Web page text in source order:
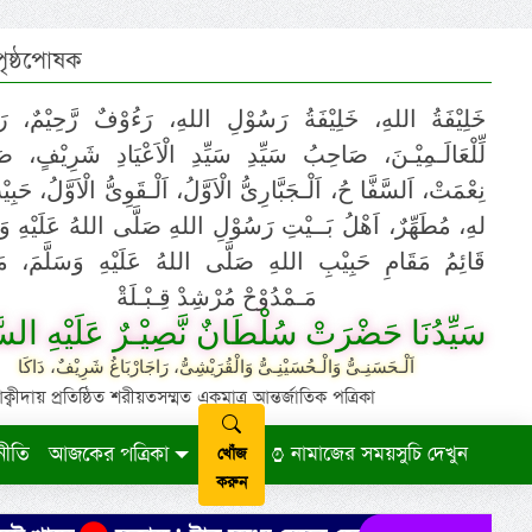
خَلِيْفَةُ اللهِ، خَلِيْفَةُ رَسُوْلِ اللهِ، رَءُوْفٌ رَّحِيْمٌ،
لِّلْعَالَـمِيْـنَ، صَاحِبُ سَيِّدِ سَيِّدِ الْاَعْيَادِ شَرِيْفٍ،
نِعْمَتْ، اَلسَّفَّا حُ، اَلْـجَبَّارِىُّ الْاَوَّلُ، اَلْـقَوِىُّ الْاَوَّلُ،
لهِ، مُطَهِّرٌ، اَهْلُ بَــيْتِ رَسُوْلِ اللهِ صَلَّى اللهُ عَلَيْهِ
قَائِمُ مَقَامِ حَبِيْبِ اللهِ صَلَّى اللهُ عَلَيْهِ وَسَلَّمَ،
مَـمْدُوْحْ مُرْشِدْ قِـبْـلَةْ
سَيِّدُنَا حَضْرَتْ سُلْطَانٌ نَّصِيْـرٌ عَلَيْهِ
اَلْـحَسَنِـىُّ وَالْـحُسَيْنِـىُّ وَالْقُرَيْشِىُّ، رَاجَارْبَاغُ شَرِيْفٌ، دَاكَا
প্রতিষ্ঠিত শরীয়তসম্মত একমাত্র আন্তর্জাতিক পত্রিকা
আজকের পত্রিকা
খোঁজ
করুন
নামাজের সময়সুচি দেখুন